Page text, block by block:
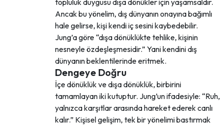
Ancak bu yönelim, dış dünyanın onayına bağımlı
hale gelirse, kişi kendi iç sesini kaybedebilir.
Jung’a göre “dışa dönüklükte tehlike, kişinin
nesneyle özdeşleşmesidir.” Yani kendini dış
dünyanın beklentilerinde eritmek.
Dengeye Doğru
İçe dönüklük ve dışa dönüklük, birbirini
tamamlayan iki kutuptur. Jung’un ifadesiyle: “Ruh,
yalnızca karşıtlar arasında hareket ederek canlı
kalır.” Kişisel gelişim, tek bir yönelimi bastırmak